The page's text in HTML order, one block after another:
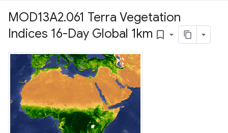
MOD13A2.061 Terra Vegetation
Indices 16-Day Global 1km bookmark_border